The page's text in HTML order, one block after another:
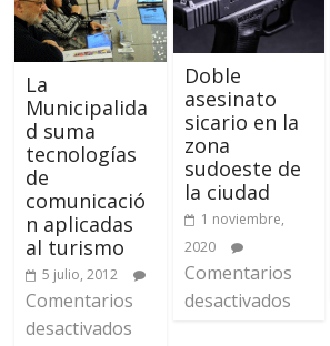
La
Municipalida
d suma
tecnologías
de
comunicació
n aplicadas
al turismo
5 julio, 2012
Comentarios
desactivados
Doble
asesinato
sicario en la
zona
sudoeste de
la ciudad
1 noviembre,
2020
Comentarios
desactivados